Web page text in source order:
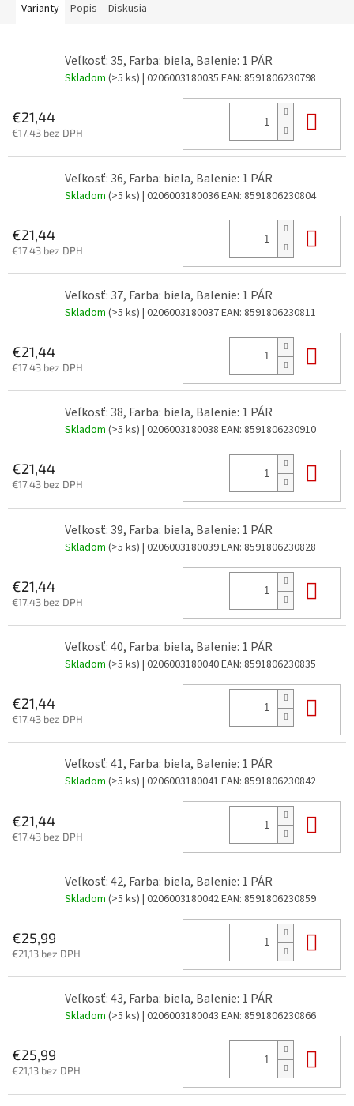
Varianty Popis Diskusia
Veľkosť: 35, Farba: biela, Balenie: 1 PÁR
Skladom (>5 ks) | 0206003180035 EAN: 8591806230798
€21,44
€17,43 bez DPH
Veľkosť: 36, Farba: biela, Balenie: 1 PÁR
Skladom (>5 ks) | 0206003180036EAN: 8591806230804
€21,44
€17,43 bez DPH
Veľkosť: 37, Farba: biela, Balenie: 1 PÁR
Skladom (>5 ks) | 0206003180037EAN: 8591806230811
€21,44
€17,43 bez DPH
Veľkosť: 38, Farba: biela, Balenie: 1 PÁR
Skladom (>5 ks) | 0206003180038 EAN: 8591806230910
€21,44
€17,43 bez DPH
Veľkosť: 39, Farba: biela, Balenie: 1 PÁR
Skladom (>5 ks) | 0206003180039EAN: 8591806230828
€21,44
€17,43 bez DPH
Veľkosť: 40, Farba: biela, Balenie: 1 PÁR
Skladom (>5 ks) | 0206003180040EAN: 8591806230835
€21,44
€17,43 bez DPH
Veľkosť: 41, Farba: biela, Balenie: 1 PÁR
Skladom (>5 ks) | 0206003180041 EAN: 8591806230842
€21,44
€17,43 bez DPH
Veľkosť: 42, Farba: biela, Balenie: 1 PÁR
Skladom (>5 ks) | 0206003180042EAN: 8591806230859
€25,99
€21,13 bez DPH
Veľkosť: 43, Farba: biela, Balenie: 1 PÁR
Skladom (>5 ks) | 0206003180043 EAN: 8591806230866
€25,99
€21,13 bez DPH